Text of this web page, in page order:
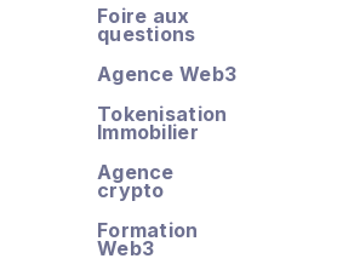
Foire aux
questions
Agence Web3
Tokenisation
Immobilier
Agence
crypto
Formation
Web3